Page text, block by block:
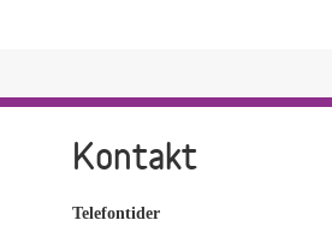
Kontakt
Telefontider